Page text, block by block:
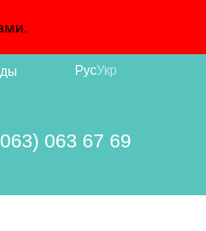
РусУкр
063 67 69